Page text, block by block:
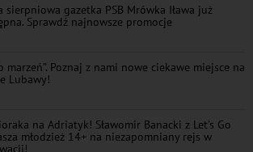
sierpniowa gazetka PSB Mrówka Iława już
Sprawdź najnowsze promocje
marzeń”. Poznaj z nami nowe ciekawe miejsce na
Lubawy!
na Adriatyk! Sławomir Banacki z Let's Go
młodzież 14+ na niezapomniany rejs w